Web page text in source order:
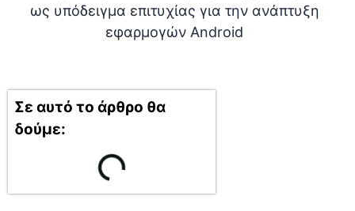
Σε αυτό το άρθρο θα
δούμε: